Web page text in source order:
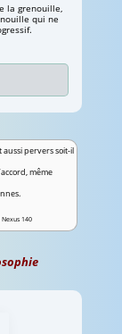
la grenouille,
qui ne
pervers soit-il
même
Nexus 140